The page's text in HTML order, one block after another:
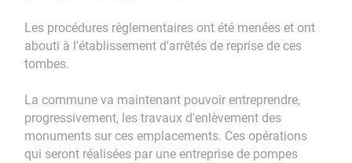
Les procédures règlementaires ont été menées et ont
abouti à l'établissement d'arrêtés de reprise de ces
tombes.
La commune va maintenant pouvoir entreprendre,
progressivement, les travaux d'enlèvement des
monuments sur ces emplacements. Ces opérations
qui seront réalisées par une entreprise de pompes